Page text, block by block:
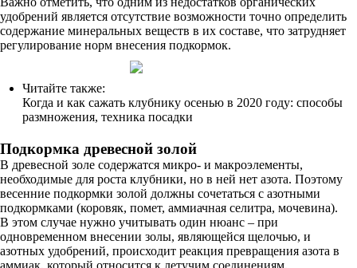
удобрений является отсутствие возможности точно определить
содержание минеральных веществ в их составе, что затрудняет
регулирование норм внесения подкормок.
Читайте также:
Когда и как сажать клубнику осенью в 2020 году: способы
размножения, техника посадки
Подкормка древесной золой
В древесной золе содержатся микро- и макроэлементы,
необходимые для роста клубники, но в ней нет азота. Поэтому
весенние подкормки золой должны сочетаться с азотными
подкормками (коровяк, помет, аммиачная селитра, мочевина).
В этом случае нужно учитывать один нюанс – при
одновременном внесении золы, являющейся щелочью, и
азотных удобрений, происходит реакция превращения азота в
аммиак, который относится к летучим соединениям.